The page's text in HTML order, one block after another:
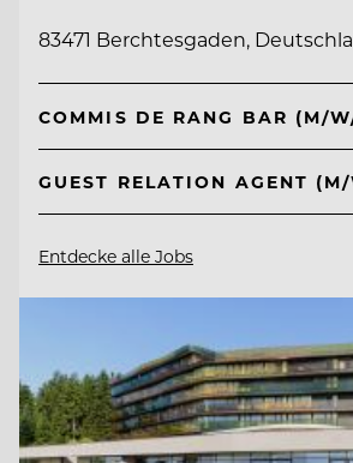
83471 Berchtesgaden,
COMMIS DE RANG BAR (M/
GUEST RELATION AGENT
Entdecke alle Jobs